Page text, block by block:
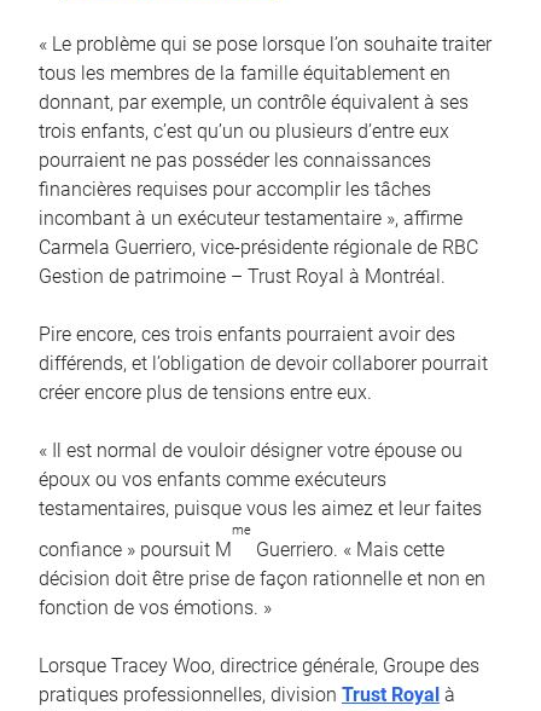
« Le problème qui se pose lorsque l’on souhaite traiter
tous les membres de la famille équitablement en
donnant, par exemple, un contrôle équivalent à ses
trois enfants, c’est qu’un ou plusieurs d’entre eux
pourraient ne pas posséder les connaissances
financières requises pour accomplir les tâches
incombant à un exécuteur testamentaire », affirme
Carmela Guerriero, vice-présidente régionale de RBC
Gestion de patrimoine – Trust Royal à Montréal.
Pire encore, ces trois enfants pourraient avoir des
différends, et l’obligation de devoir collaborer pourrait
créer encore plus de tensions entre eux.
« Il est normal de vouloir désigner votre épouse ou
époux ou vos enfants comme exécuteurs
testamentaires, puisque vous les aimez et leur faites
confiance » poursuit M
me
Guerriero. « Mais cette
décision doit être prise de façon rationnelle et non en
fonction de vos émotions. »
Lorsque Tracey Woo, directrice générale, Groupe des
pratiques professionnelles, division Trust Royal à